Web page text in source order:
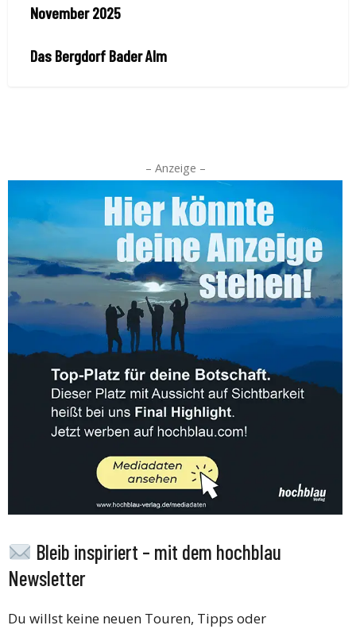
November 2025
Das Bergdorf Bader Alm
– Anzeige –
Bleib inspiriert – mit dem hochblau
Newsletter
Du willst keine neuen Touren, Tipps oder